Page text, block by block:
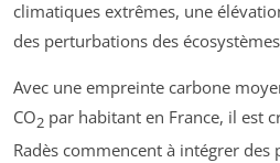
climatiques extrêmes, une
des perturbations des
Avec une empreinte carbone
CO2 par habitant en France, il est
Radès commencent à intégrer